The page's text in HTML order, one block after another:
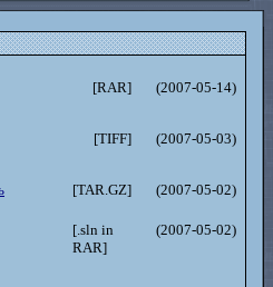
[RAR]
(2007-05-14)
[TIFF]
(2007-05-03)
[TAR.GZ] (2007-05-02)
[.sln in
RAR]
(2007-05-02)